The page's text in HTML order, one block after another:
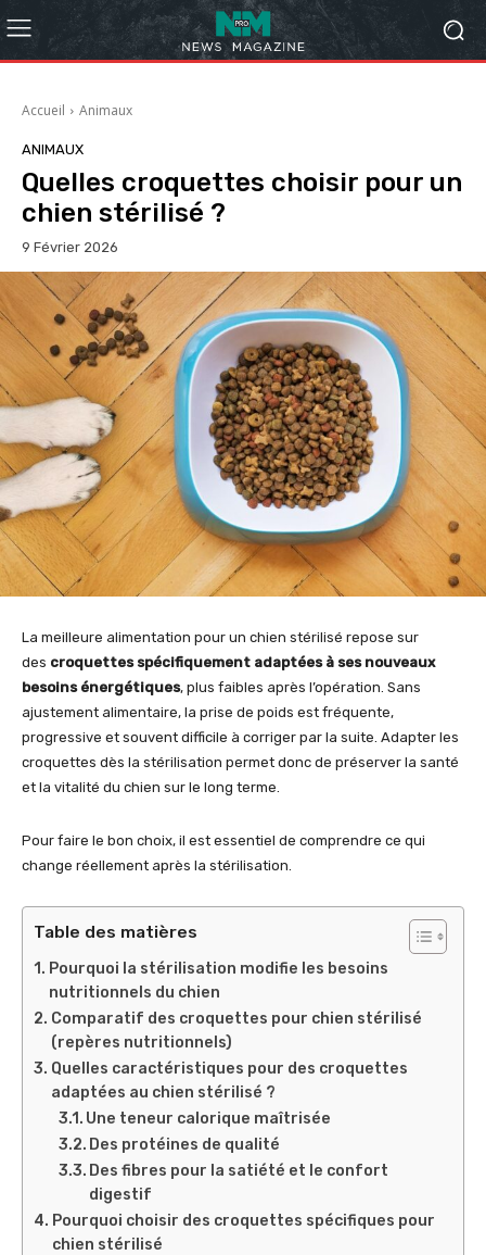
Accueil Animaux
ANIMAUX
Quelles croquettes choisir pour un
chien stérilisé ?
9 Février 2026
La meilleure alimentation pour un chien stérilisé repose sur
des croquettes spécifiquement adaptées à ses nouveaux
besoins énergétiques, plus faibles après l’opération. Sans
ajustement alimentaire, la prise de poids est fréquente,
progressive et souvent difficile à corriger par la suite. Adapter les
croquettes dès la stérilisation permet donc de préserver la santé
et la vitalité du chien sur le long terme.
Pour faire le bon choix, il est essentiel de comprendre ce qui
change réellement après la stérilisation.
Table des matières
Pourquoi la stérilisation modifie les besoins
nutritionnels du chien
Comparatif des croquettes pour chien stérilisé
(repères nutritionnels)
Quelles caractéristiques pour des croquettes
adaptées au chien stérilisé ?
Une teneur calorique maîtrisée
Des protéines de qualité
Des fibres pour la satiété et le confort
digestif
Pourquoi choisir des croquettes spécifiques pour
chien stérilisé